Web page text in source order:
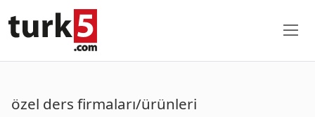
özel ders firmaları/ürünleri